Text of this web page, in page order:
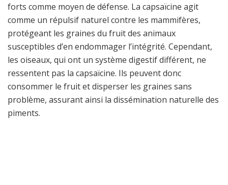
forts comme moyen de défense. La capsaïcine agit
comme un répulsif naturel contre les mammifères,
protégeant les graines du fruit des animaux
susceptibles d’en endommager l’intégrité. Cependant,
les oiseaux, qui ont un système digestif différent, ne
ressentent pas la capsaïcine. Ils peuvent donc
consommer le fruit et disperser les graines sans
problème, assurant ainsi la dissémination naturelle des
piments.